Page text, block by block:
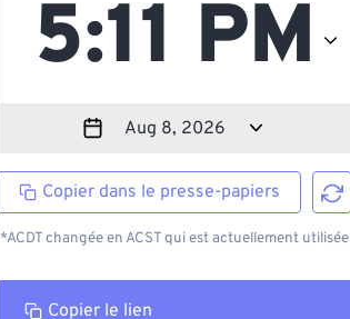
Copier dans le presse-papiers
*ACDT changée en ACST qui est actuellement utilisée
Copier le lien